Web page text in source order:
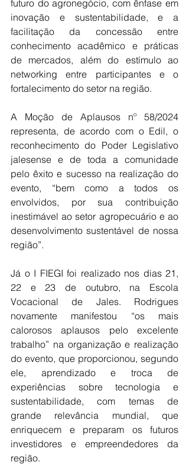
futuro do agronegócio, com ênfase em
inovação e sustentabilidade, e a
facilitação da concessão entre
conhecimento acadêmico e práticas
de mercados, além do estímulo ao
networking entre participantes e o
fortalecimento do setor na região.
A Moção de Aplausos nº 58/2024
representa, de acordo com o Edil, o
reconhecimento do Poder Legislativo
jalesense e de toda a comunidade
pelo êxito e sucesso na realização do
evento, “bem como a todos os
envolvidos, por sua contribuição
inestimável ao setor agropecuário e ao
desenvolvimento sustentável de nossa
região”.
Já o I FIEGI foi realizado nos dias 21,
22 e 23 de outubro, na Escola
Vocacional de Jales. Rodrigues
novamente manifestou “os mais
calorosos aplausos pelo excelente
trabalho” na organização e realização
do evento, que proporcionou, segundo
ele, aprendizado e troca de
experiências sobre tecnologia e
sustentabilidade, com temas de
grande relevância mundial, que
enriquecem e preparam os futuros
investidores e empreendedores da
região.